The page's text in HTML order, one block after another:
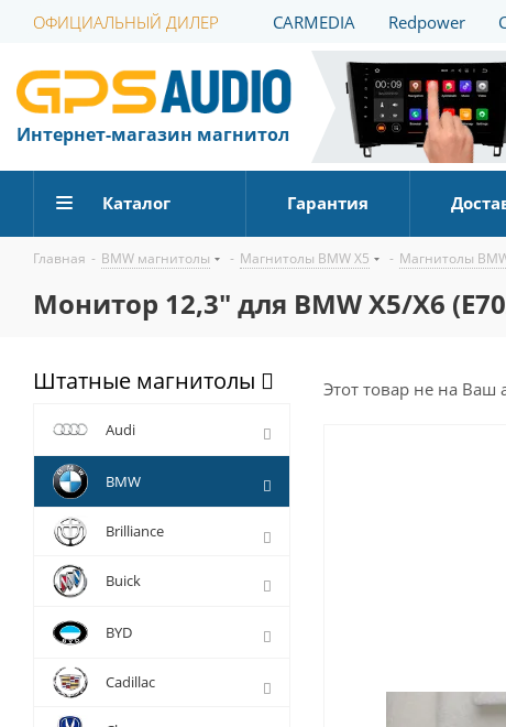
ОФИЦИАЛЬНЫЙ ДИЛЕР CARMEDIA Redpower
Интернет-магазин магнитол
Каталог Гарантия
Главная - BMW магнитолы - Магнитолы BMW X5 - Магнитолы
Монитор 12,3" для BMW X5/X6
Этот товар не на Ваш
Штатные магнитолы
Audi
BMW
Brilliance
Buick
BYD
Cadillac